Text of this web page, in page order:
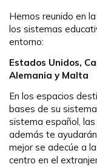
Hemos reunido en
los sistemas
entorno:
Estados Unidos,
Alemania y Malta
En los espacios
bases de su
sistema español,
además te
mejor se adecúe a
centro en el